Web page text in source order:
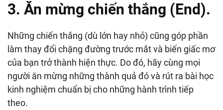
3. Ăn mừng chiến thắng (End).
Những chiến thắng (dù lớn hay nhỏ) cũng góp phần
làm thay đổi chặng đường trước mắt và biến giấc mơ
của bạn trở thành hiện thực. Do đó, hãy cùng mọi
người ăn mừng những thành quả đó và rút ra bài học
kinh nghiệm chuẩn bị cho những hành trình tiếp
theo.